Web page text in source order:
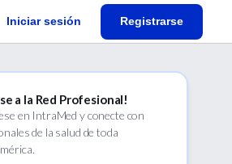
Iniciar sesión Registrarse
a la Red Profesional!
en IntraMed y conecte con
de la salud de toda